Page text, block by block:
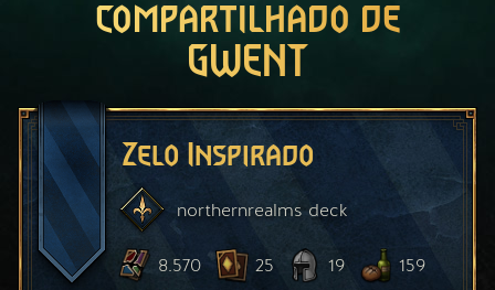
compartilhado de
GWENT
Zelo Inspirado
northernrealmsdeck
8.570 25 19 159